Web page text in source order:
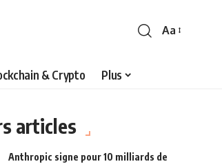
Aa
& Crypto Plus
articles
Anthropic signe pour 10 milliards de